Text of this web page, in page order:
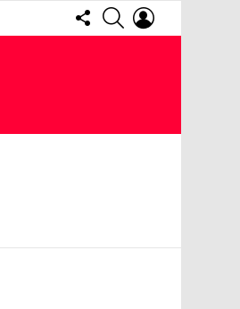
FOLLOW
US
SEARCH